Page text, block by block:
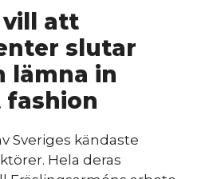
vill att
slutar
lämna in
Sveriges kändaste
Hela deras